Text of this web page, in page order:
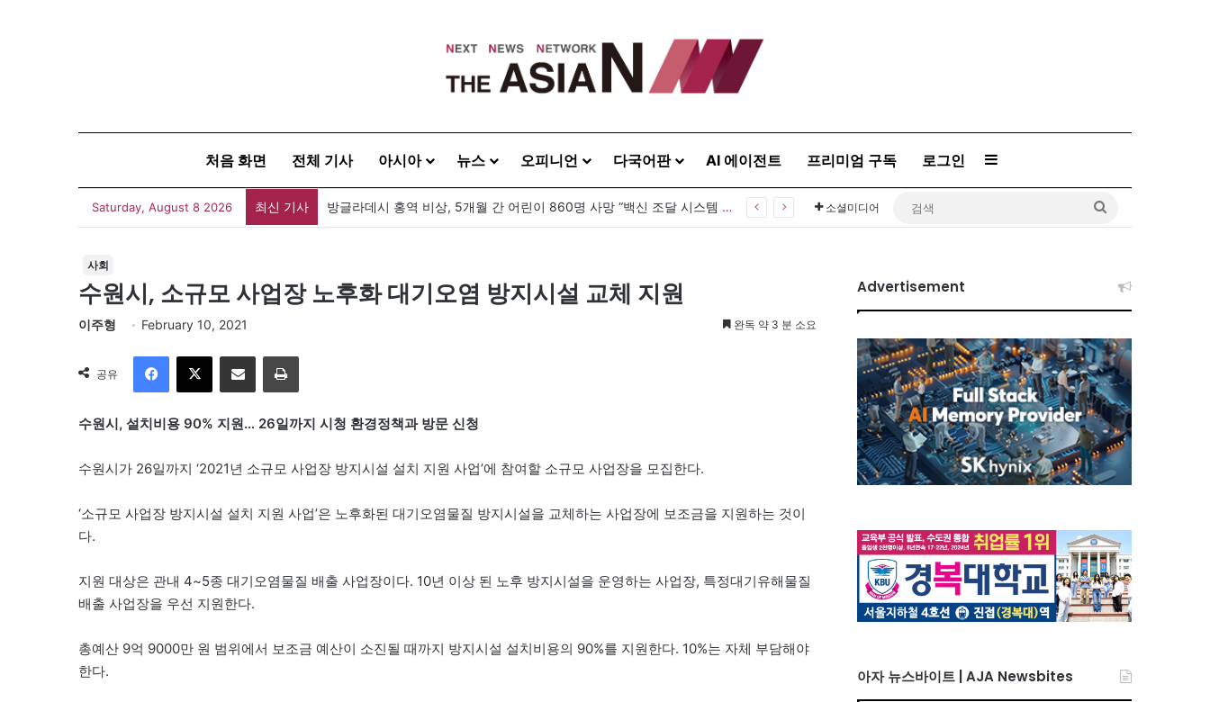
처음 화면 전체 기사 아시아 뉴스 오피니언 다국어판 AI 에이전트 프리미엄 구독 로그인 Sidebar
Saturday, August 8 2026 최신 기사 방글라데시 홍역 비상, 5개월 간 어린이 860명 사망 “백신 조달 시스템 변경이 화근” 소셜미디어
사회
수원시, 소규모 사업장 노후화 대기오염 방지시설 교체 지원
이주형 February 10, 2021 완독 약 3 분 소요
공유
이메일
수원시, 설치비용 90% 지원… 26일까지 시청 환경정책과 방문 신청
수원시가 26일까지 ‘2021년 소규모 사업장 방지시설 설치 지원 사업’에 참여할 소규모 사업장을 모집한다.
‘소규모 사업장 방지시설 설치 지원 사업’은 노후화된 대기오염물질 방지시설을 교체하는 사업장에 보조금을 지원하는 것이
다.
지원 대상은 관내 4~5종 대기오염물질 배출 사업장이다. 10년 이상 된 노후 방지시설을 운영하는 사업장, 특정대기유해물질
배출 사업장을 우선 지원한다.
총예산 9억 9000만 원 범위에서 보조금 예산이 소진될 때까지 방지시설 설치비용의 90%를 지원한다. 10%는 자체 부담해야
한다.
Advertisement
아자 뉴스바이트 | AJA Newsbites